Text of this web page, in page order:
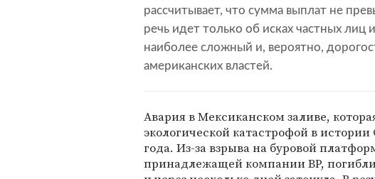
рассчитывает, что сумма выплат не
речь идет только об исках частных
наиболее сложный и, вероятно,
американских властей.
Авария в Мексиканском заливе,
экологической катастрофой в
года. Из-за взрыва на буровой
принадлежащей компании BP,